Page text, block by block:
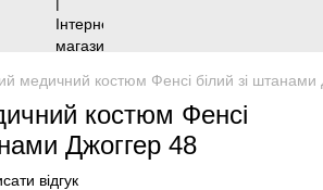
медичний костюм Фенсі білий зі штанами
костюм Фенсі
Джоггер 48
відгук